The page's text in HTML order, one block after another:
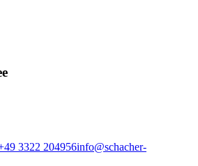
3322 204956info@schacher-